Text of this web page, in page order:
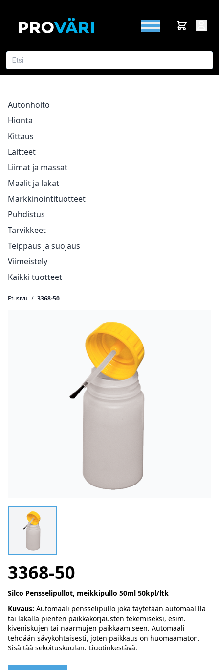
Autonhoito
Hionta
Kittaus
Laitteet
Liimat ja massat
Maalit ja lakat
Markkinointituotteet
Puhdistus
Tarvikkeet
Teippaus ja suojaus
Viimeistely
Kaikki tuotteet
Etusivu / 3368-50
3368-50
Silco Pensselipullot, meikkipullo 50ml 50kpl/ltk
Kuvaus: Automaali pensselipullo joka täytetään automaalilla
tai lakalla pienten paikkakorjausten tekemiseksi, esim.
kiveniskujen tai naarmujen paikkaamiseen. Automaali
tehdään sävykohtaisesti, joten paikkaus on huomaamaton.
Sisältää sekoituskuulan. Liuotinkestävä.